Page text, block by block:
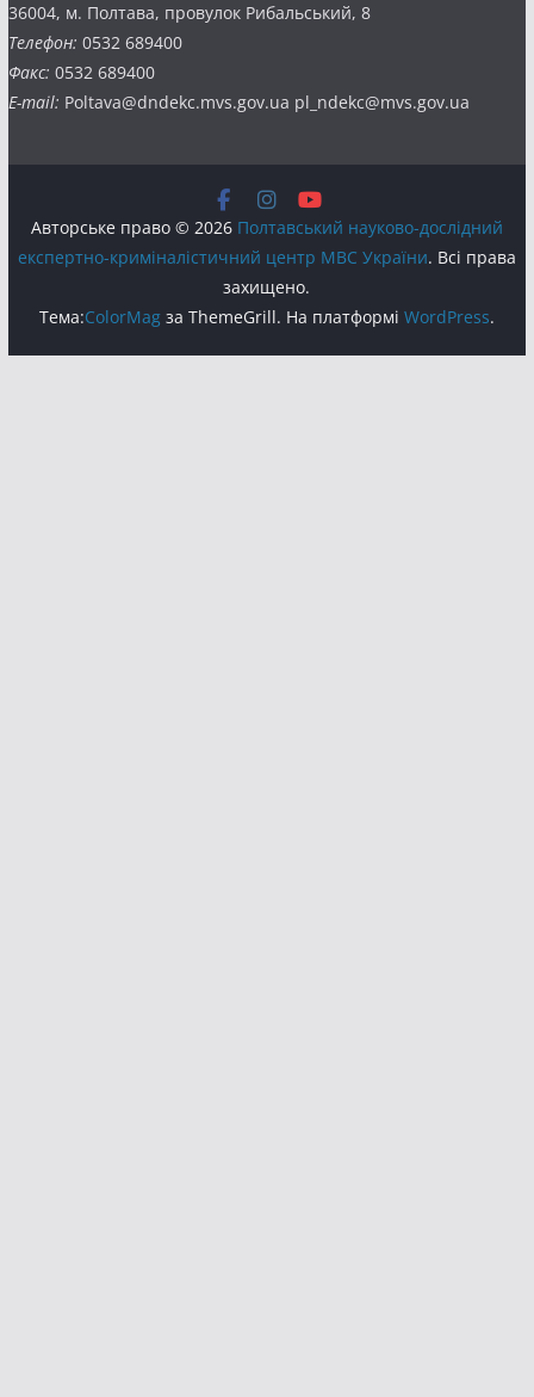
36004, м. Полтава, провулок Рибальський, 8
Телефон: 0532 689400
Факс: 0532 689400
E-mail: Poltava@dndekc.mvs.gov.ua pl_ndekc@mvs.gov.ua
Авторське право © 2026 Полтавський науково-дослідний
експертно-криміналістичний центр МВС України. Всі права
захищено.
Тема:ColorMagза ThemeGrill. На платформі WordPress.